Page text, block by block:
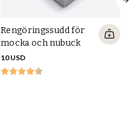
Rengöringssudd för
mocka och nubuck
10 USD